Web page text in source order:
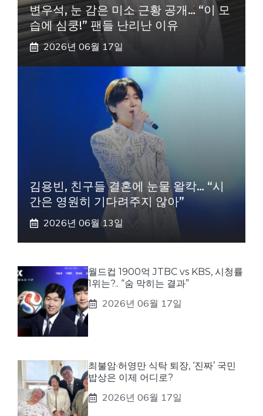
변우석, 눈 감은 미소 근황 공개… “이 모
습에 심쿵!” 팬들 난리난 이유
2026년 06월 17일
김용빈, 친구들 결혼에 눈물 왈칵… “시
간은 영원히 기다려주지 않아”
2026년 06월 13일
월드컵 1900억 JTBC vs KBS, 시청률
1위는?.. “숨 막히는 결과”
2026년 06월 17일
최불암·허영만 식탁 퇴장, ‘진짜’ 국민
밥상은 이제 어디로?
2026년 06월 17일